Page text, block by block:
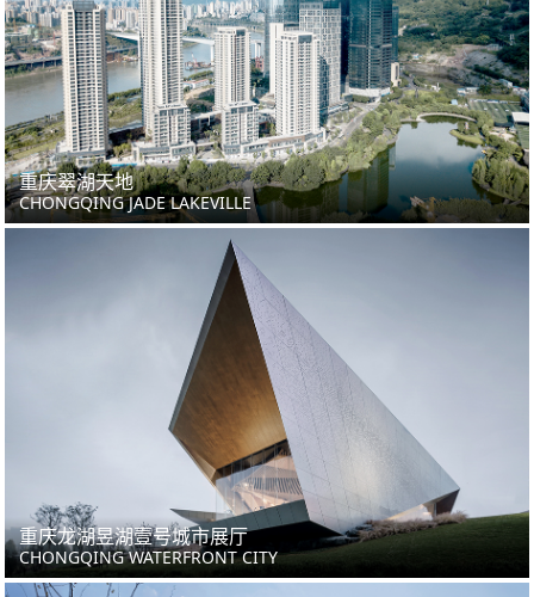
重庆翠湖天地
CHONGQING JADE LAKEVILLE
重庆龙湖昱湖壹号城市展厅
CHONGQING WATERFRONT CITY